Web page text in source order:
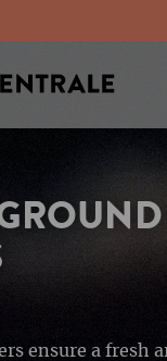
ensure a fresh